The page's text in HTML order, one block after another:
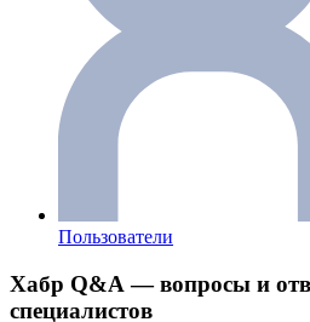
Пользователи
Хабр Q&A — вопросы и
специалистов